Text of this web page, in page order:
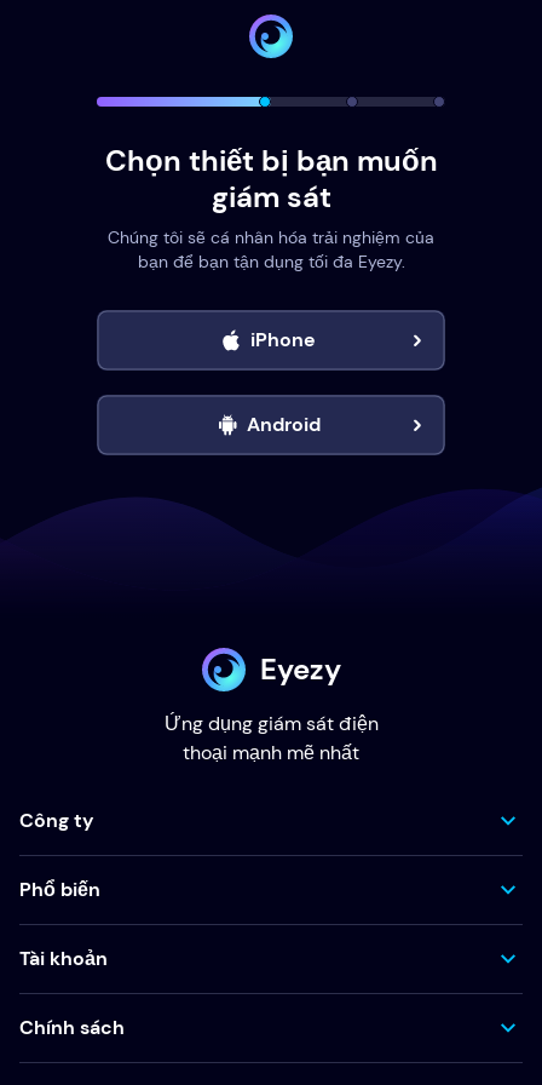
Chọn thiết bị bạn muốn
giám sát
Chúng tôi sẽ cá nhân hóa trải nghiệm của
bạn để bạn tận dụng tối đa Eyezy.
iPhone
Android
Eyezy
Ứng dụng giám sát điện
thoại mạnh mẽ nhất
Công ty
Phổ biến
Tài khoản
Chính sách